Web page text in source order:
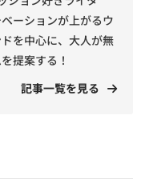
ーションが上がるウ
を中心に、大人が無
提案する！
記事一覧を見る